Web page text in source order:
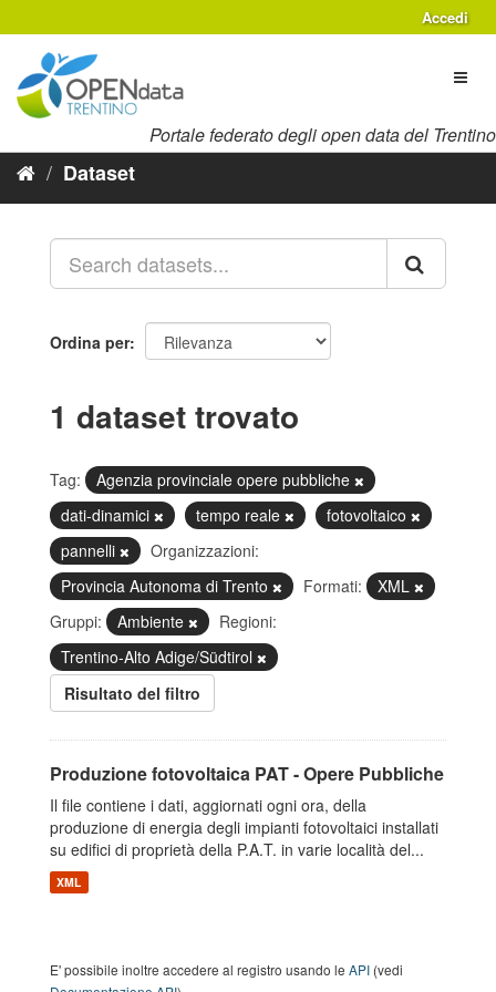
al
contenuto
Accedi
Portale federato degli open data del Trentino
Dataset
Ordina per
1 dataset trovato
Tag:
Agenzia provinciale opere pubbliche
dati-dinamici
tempo reale
fotovoltaico
pannelli
Organizzazioni:
Provincia Autonoma di Trento
Formati:
XML
Gruppi:
Ambiente
Regioni:
Trentino-Alto Adige/Südtirol
Risultato del filtro
Produzione fotovoltaica PAT - Opere Pubbliche
Il file contiene i dati, aggiornati ogni ora, della
produzione di energia degli impianti fotovoltaici installati
su edifici di proprietà della P.A.T. in varie località del...
XML
E' possibile inoltre accedere al registro usando le API (vedi